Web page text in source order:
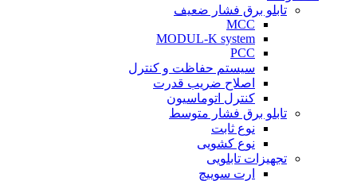
تابلو برق فشار ضعیف
MCC
MODUL-K system
PCC
سیستم حفاظت و کنترل
اصلاح ضریب قدرت
کنترل اتوماسیون
تابلو برق فشار متوسط
نوع ثابت
نوع کشویی
تجهیزات تابلویی
ارت سوییچ